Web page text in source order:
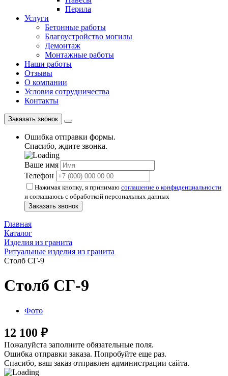
Перила
Услуги
Бетонные работы
Благоустройство могилы
Демонтаж
Монтажные работы
Наши работы
Отзывы
О компании
Условия сотрудничества
Контакты
Заказать звонок
Ошибка отправки формы.
Спасибо, ждите звонка.
Ваше имя
Телефон
Нажимая кнопку, я принимаю соглашение о конфиденциальности
и соглашаюсь с обработкой персональных данных
Заказать звонок
Главная
Каталог
Изделия из гранита
Ритуальные изделия из гранита
Столб СГ-9
Столб СГ-9
Фото
12 100 ₽
Пожалуйста заполните обязательные поля.
Ошибка отправки заказа. Попробуйте еще раз.
Спасибо, ваш заказ отправлен администрации сайта.